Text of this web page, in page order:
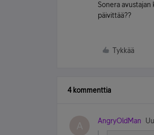
Sonera avustajan
päivittää??
Tykkää
4 kommenttia
A AngryOldMan